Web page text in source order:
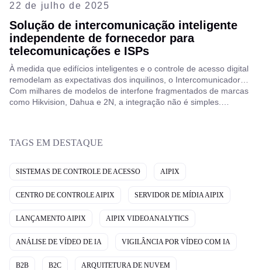
22 de julho de 2025
Solução de intercomunicação inteligente
independente de fornecedor para
telecomunicações e ISPs
À medida que edifícios inteligentes e o controle de acesso digital
remodelam as expectativas dos inquilinos, o Intercomunicador
Inteligente como Serviço (SIaaS) ganha força. ISPs e
telecomunicações o veem como um caminho para novas receitas
Com milhares de modelos de interfone fragmentados de marcas
como Hikvision, Dahua e 2N, a integração não é simples.
TAGS EM DESTAQUE
SISTEMAS DE CONTROLE DE ACESSO AIPIX
CENTRO DE CONTROLE AIPIX SERVIDOR DE MÍDIA AIPIX
LANÇAMENTO AIPIX AIPIX VIDEOANALYTICS
ANÁLISE DE VÍDEO DE IA VIGILÂNCIA POR VÍDEO COM IA
B2B B2C ARQUITETURA DE NUVEM